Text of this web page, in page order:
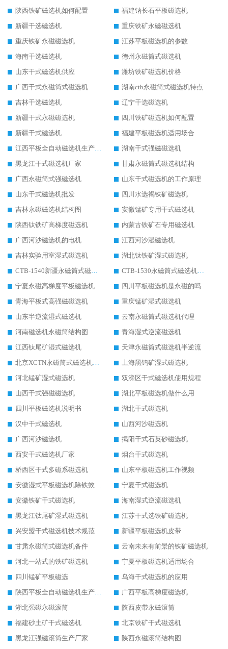
陕西铁矿磁选机如何配置
福建钠长石平板磁选机
新疆干选磁选机
重庆铁矿永磁磁选机
重庆铁矿永磁磁选机
江苏平板磁选机的参数
海南干选磁选机
德州永磁筒式磁选机
山东干式磁选机供应
潍坊铁矿磁选机价格
广西干式永磁筒式磁选机
湖南ctb永磁筒式磁选机特点
吉林干选磁选机
辽宁干选磁选机
新疆干式永磁磁选机
四川铁矿磁选机如何配置
新疆干式磁选机
福建平板磁选机适用场合
江西平板全自动磁选机生产厂家
湖南干式强磁磁选机
黑龙江干式磁选机厂家
甘肃永磁筒式磁选机结构
广西永磁筒式强磁选机
山东干式磁选机的工作原理
山东干式磁选机批发
四川水选褐铁矿磁选机
吉林永磁磁选机结构图
安徽锰矿专用干式磁选机
陕西钛铁矿高梯度磁选机
内蒙古铁矿石专用磁选机
广西河沙磁选机的电机
江西河沙湿磁选机
吉林实验用室湿式磁选机
湖北钛铁矿湿式磁选机
CTB-1540新疆永磁筒式磁选机
CTB-1530永磁筒式磁选机代理商
宁夏永磁高梯度平板磁选机
四川平板磁选机是永磁的吗
青海平板式高强磁磁选机
重庆锰矿湿式磁选机
山东半逆流湿式磁选机
云南永磁筒式磁选机代理
河南磁选机永磁筒结构图
青海湿式逆流磁选机
江西钛尾矿湿式磁选机
天津永磁筒式磁选机半逆流
北京XCTN永磁筒式磁选机磁块位置
上海黑钨矿湿式磁选机
河北锰矿湿式磁选机
双滦区干式磁选机使用规程
山西干式强磁磁选机
湖北平板磁选机做什么用
四川平板磁选机说明书
湖北干式磁选机
汉中干式磁选机
山西河沙磁选机
广西河沙磁选机
揭阳干式石英砂磁选机
西安干式磁选机厂家
烟台干式磁选机
桥西区干式多磁系磁选机
山东平板磁选机工作视频
安徽湿式平板磁选机除铁效果怎么样
宁夏干式磁选机
安徽铁矿干式磁选机
海南湿式逆流磁选机
黑龙江钛尾矿湿式磁选机
江苏干式选铁矿磁选机
兴安盟干式磁选机技术规范
新疆平板磁选机皮带
甘肃永磁筒式磁选机备件
云南未来有前景的铁矿磁选机
河北一站式的铁矿磁选机
宁夏平板磁选机适用场合
四川锰矿平板磁选
乌海干式磁选机的应用
陕西平板全自动磁选机生产厂家
广西平板高梯度磁选机
湖北强磁永磁滚筒
陕西皮带永磁滚筒
福建砂土矿干式磁选机
北京铁矿干式磁选机
黑龙江强磁滚筒生产厂家
陕西永磁滚筒结构图